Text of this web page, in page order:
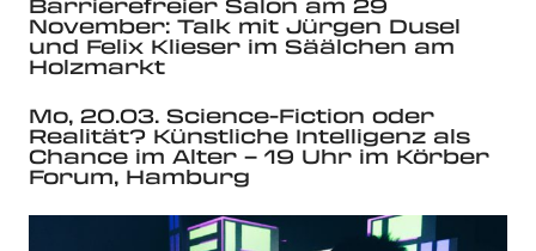
Barrierefreier Salon am 29
November: Talk mit Jürgen Dusel
und Felix Klieser im Säälchen am
Holzmarkt
Mo, 20.03. Science-Fiction oder
Realität? Künstliche Intelligenz als
Chance im Alter – 19 Uhr im Körber
Forum, Hamburg